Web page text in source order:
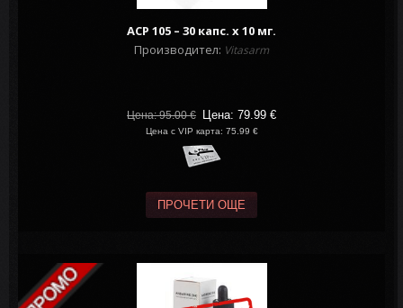
ACP 105 – 30 капс. х 10 мг.
Производител: Vitasarm
Цена: 95.00€ Цена: 79.99 €
Цена с VIP карта: 75.99 €
ПРОЧЕТИ ОЩЕ